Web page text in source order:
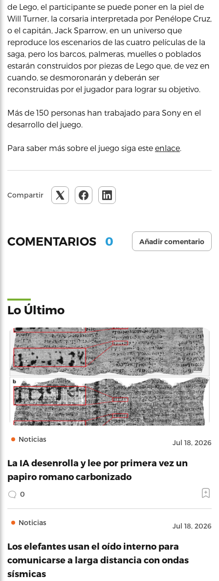
de Lego, el participante se puede poner en la piel de
Will Turner, la corsaria interpretada por Penélope Cruz,
o el capitán, Jack Sparrow, en un universo que
reproduce los escenarios de las cuatro películas de la
saga, pero los barcos, palmeras, muelles o poblados
estarán construidos por piezas de Lego que, de vez en
cuando, se desmoronarán y deberán ser
reconstruidas por el jugador para lograr su objetivo.
Más de 150 personas han trabajado para Sony en el
desarrollo del juego.
Para saber más sobre el juego siga este enlace.
Compartir
COMENTARIOS 0 Añadir comentario
Lo Último
Noticias Jul 18, 2026
La IA desenrolla y lee por primera vez un
papiro romano carbonizado
0
Noticias Jul 18, 2026
Los elefantes usan el oído interno para
comunicarse a larga distancia con ondas
sísmicas